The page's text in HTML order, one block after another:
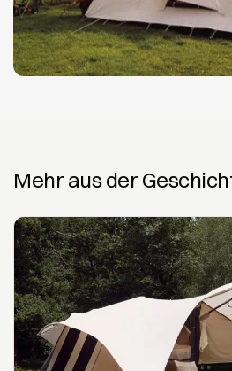
Mehr aus der